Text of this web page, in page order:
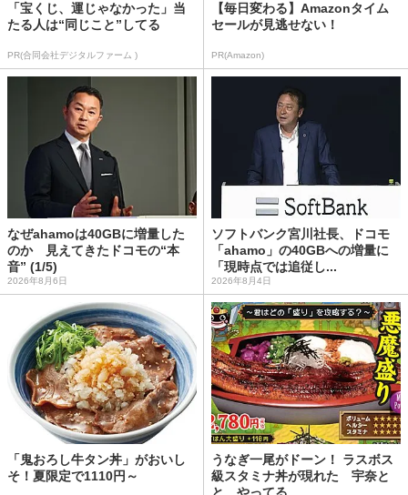
「宝くじ、運じゃなかった」当
たる人は“同じこと”してる
PR(合同会社デジタルファーム )
【毎日変わる】Amazonタイム
セールが見逃せない！
PR(Amazon)
なぜahamoは40GBに増量した
のか 見えてきたドコモの“本
音” (1/5)
2026年8月6日
ソフトバンク宮川社長、ドコモ
「ahamo」の40GBへの増量に
「現時点では追従し...
2026年8月4日
「鬼おろし牛タン丼」がおいし
そ！夏限定で1110円～
うなぎ一尾がドーン！ ラスボス
級スタミナ丼が現れた 宇奈と